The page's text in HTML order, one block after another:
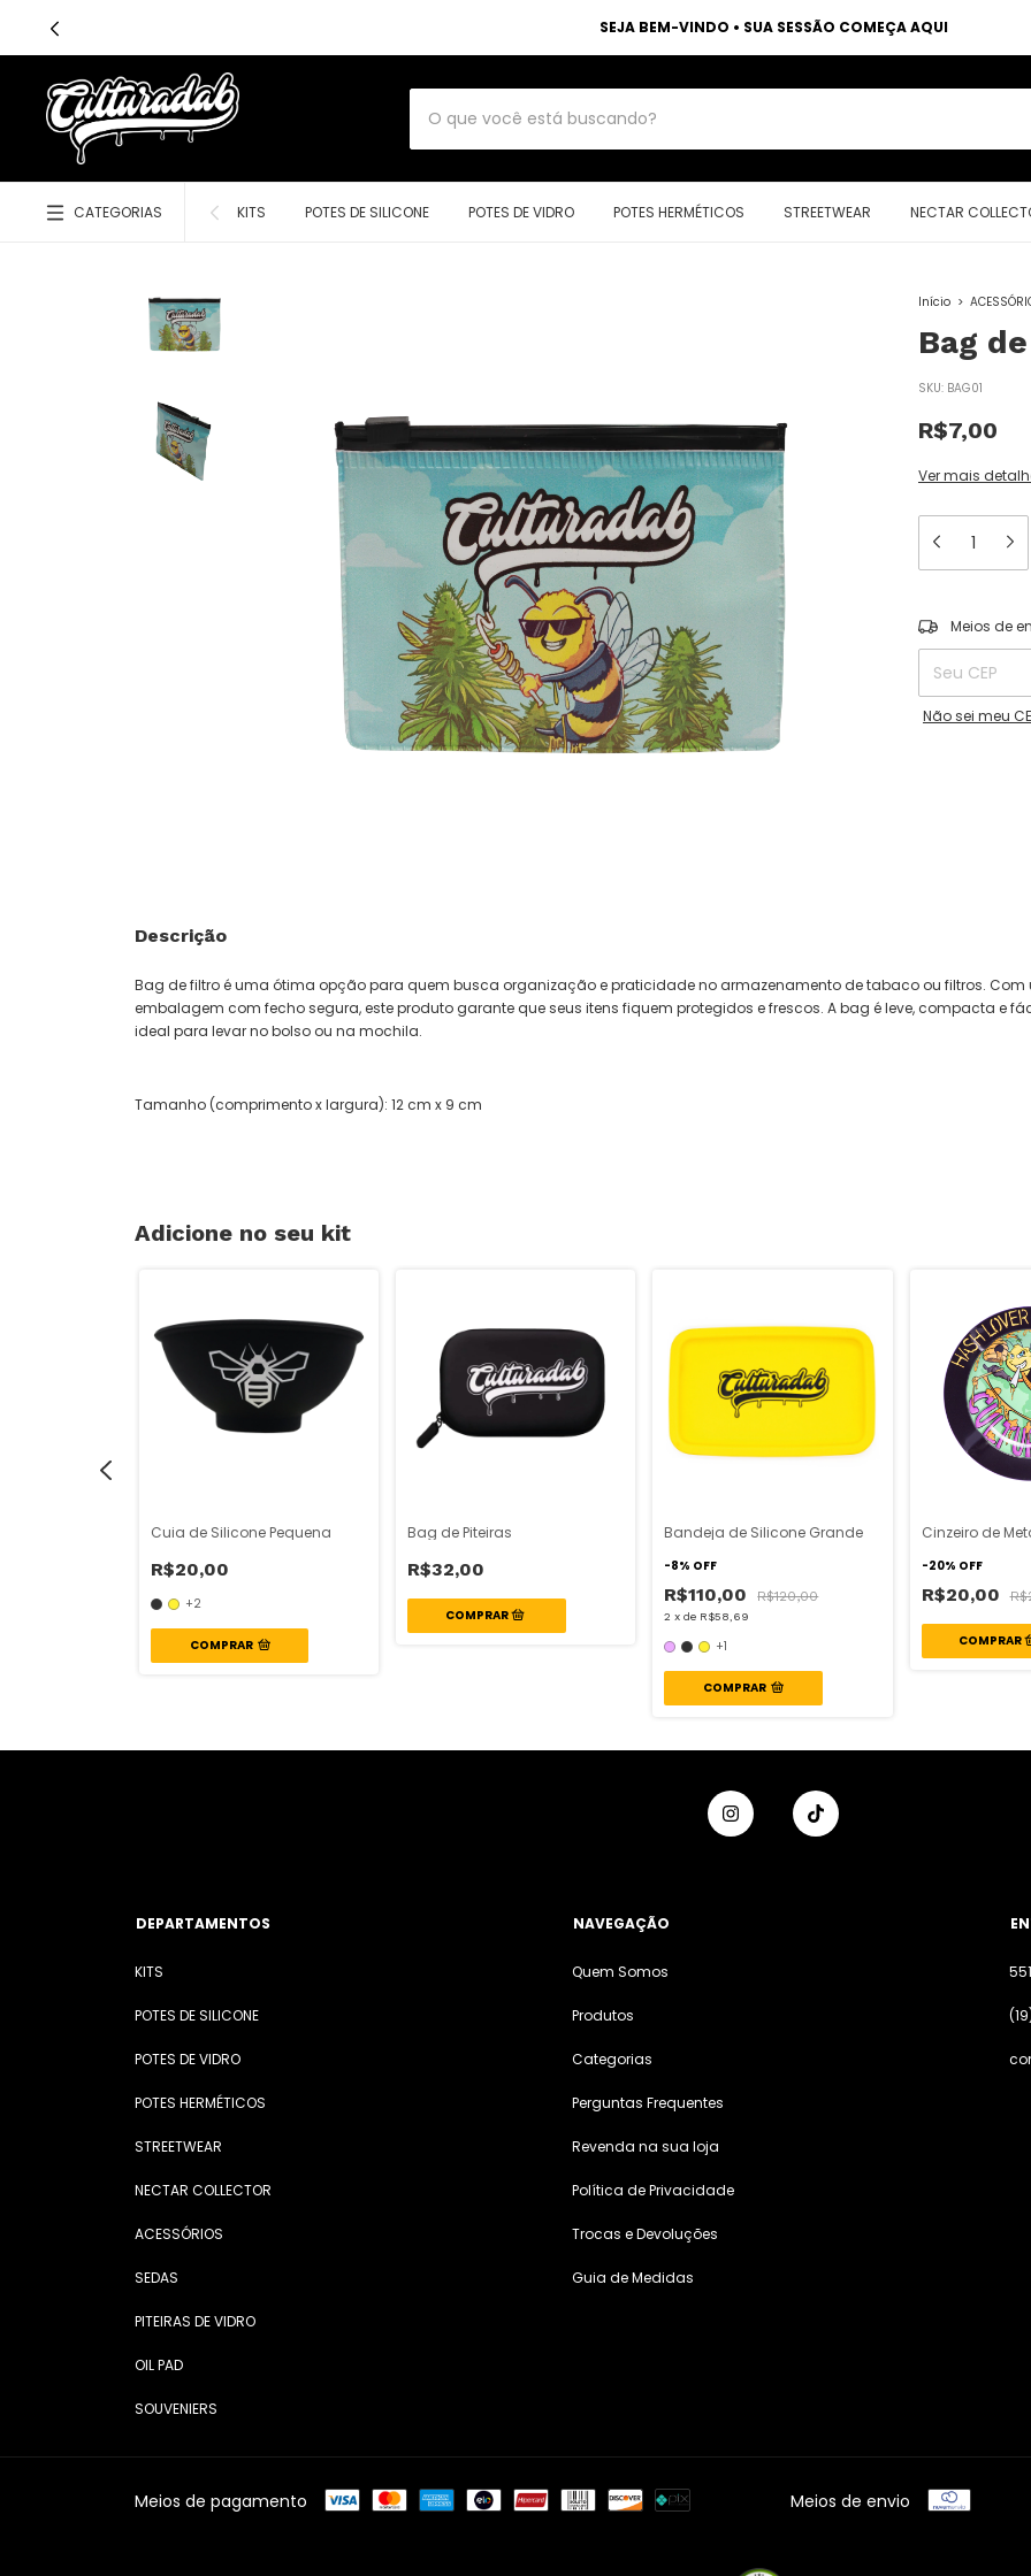
SEJA BEM-VINDO • SUA SESSÃO COMEÇA AQUI
CATEGORIAS KITS POTES DE SILICONE POTES DE VIDRO POTES HERMÉTICOS STREETWEAR NECTAR
Início >
Bag
SKU: BAG01
R$7,00
Ver mais
Entregas para o
Meios de
Não sei meu
Descrição
Bag de filtro é uma ótima opção para quem busca organização e praticidade no armazenamento de tabaco ou filtros. Com
embalagem com fecho segura, este produto garante que seus itens fiquem protegidos e frescos. A bag é leve, compacta e
ideal para levar no bolso ou na mochila.
Tamanho (comprimento x largura): 12 cm x 9 cm
Adicione no seu kit
Cuia de Silicone Pequena
R$20,00
+2
COMPRAR
Bag de Piteiras
R$32,00
Bandeja de Silicone Grande
-8% OFF
R$110,00 R$120,00
2 xde R$58,69
+1
COMPRAR
Cinzeiro de
-20% OFF
R$20,00
DEPARTAMENTOS
KITS
POTES DE SILICONE
POTES DE VIDRO
POTES HERMÉTICOS
STREETWEAR
NECTAR COLLECTOR
ACESSÓRIOS
SEDAS
PITEIRAS DE VIDRO
OIL PAD
SOUVENIERS
NAVEGAÇÃO
Quem Somos
Produtos
Categorias
Perguntas Frequentes
Revenda na sua loja
Política de Privacidade
Trocas e Devoluções
Guia de Medidas
Meios de pagamento Meios de envio